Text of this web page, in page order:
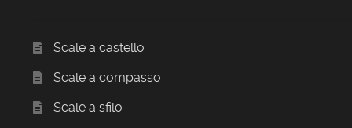
Scale a castello
Scale a compasso
Scale a sfilo